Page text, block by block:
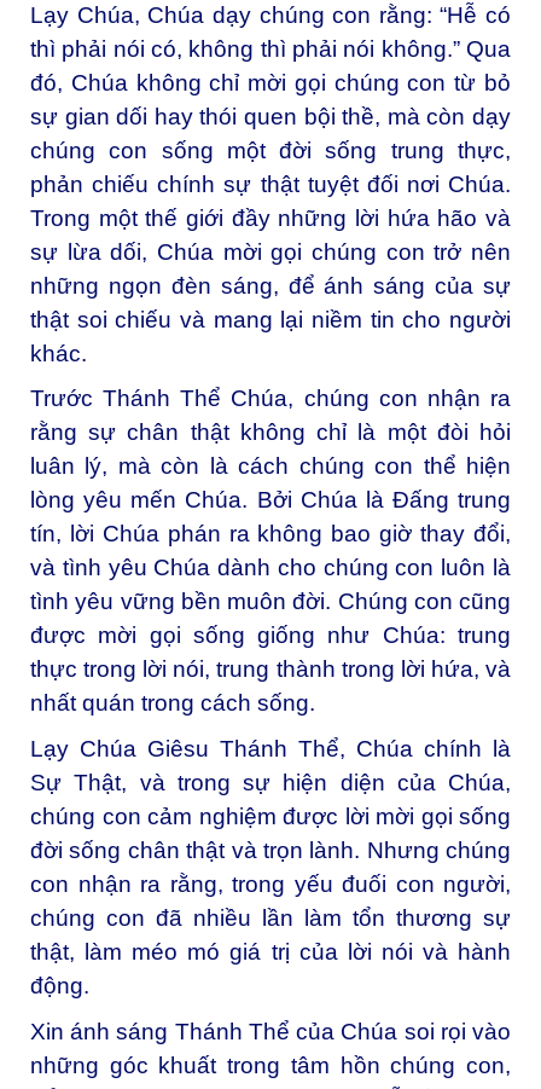
Lạy Chúa, Chúa dạy chúng con rằng: “Hễ có
thì phải nói có, không thì phải nói không.” Qua
đó, Chúa không chỉ mời gọi chúng con từ bỏ
sự gian dối hay thói quen bội thề, mà còn dạy
chúng con sống một đời sống trung thực,
phản chiếu chính sự thật tuyệt đối nơi Chúa.
Trong một thế giới đầy những lời hứa hão và
sự lừa dối, Chúa mời gọi chúng con trở nên
những ngọn đèn sáng, để ánh sáng của sự
thật soi chiếu và mang lại niềm tin cho người
khác.
Trước Thánh Thể Chúa, chúng con nhận ra
rằng sự chân thật không chỉ là một đòi hỏi
luân lý, mà còn là cách chúng con thể hiện
lòng yêu mến Chúa. Bởi Chúa là Đấng trung
tín, lời Chúa phán ra không bao giờ thay đổi,
và tình yêu Chúa dành cho chúng con luôn là
tình yêu vững bền muôn đời. Chúng con cũng
được mời gọi sống giống như Chúa: trung
thực trong lời nói, trung thành trong lời hứa, và
nhất quán trong cách sống.
Lạy Chúa Giêsu Thánh Thể, Chúa chính là
Sự Thật, và trong sự hiện diện của Chúa,
chúng con cảm nghiệm được lời mời gọi sống
đời sống chân thật và trọn lành. Nhưng chúng
con nhận ra rằng, trong yếu đuối con người,
chúng con đã nhiều lần làm tổn thương sự
thật, làm méo mó giá trị của lời nói và hành
động.
Xin ánh sáng Thánh Thể của Chúa soi rọi vào
những góc khuất trong tâm hồn chúng con,